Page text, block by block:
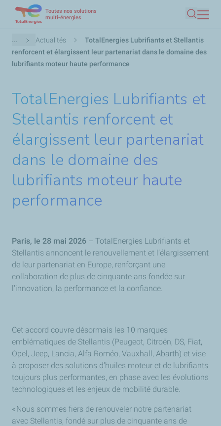
contenu
principal
Toutes nos solutions
multi-énergies
Fil
d'Ariane
... Actualités
TotalEnergies Lubrifiants et Stellantis
renforcent et élargissent leur partenariat dans le domaine des
lubrifiants moteur haute performance
TotalEnergies Lubrifiants et
Stellantis renforcent et
élargissent leur partenariat
dans le domaine des
lubrifiants moteur haute
performance
Paris, le 28 mai 2026 – TotalEnergies Lubrifiants et
Stellantis annoncent le renouvellement et l’élargissement
de leur partenariat en Europe, renforçant une
collaboration de plus de cinquante ans fondée sur
l’innovation, la performance et la confiance.
Cet accord couvre désormais les 10 marques
emblématiques de Stellantis (Peugeot, Citroën, DS, Fiat,
Opel, Jeep, Lancia, Alfa Roméo, Vauxhall, Abarth) et vise
à proposer des solutions d’huiles moteur et de lubrifiants
toujours plus performantes, en phase avec les évolutions
technologiques et les enjeux de mobilité durable.
« Nous sommes fiers de renouveler notre partenariat
avec Stellantis, fondé sur plus de cinquante ans de